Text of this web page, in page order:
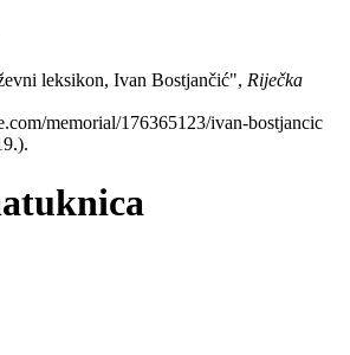
leksikon, Ivan Bostjančić", Riječka
memorial/176365123/ivan-bostjancic